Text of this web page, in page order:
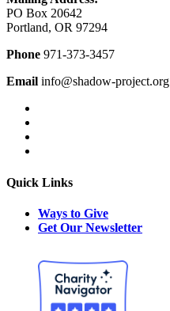
PO Box 20642
Portland, OR 97294
Phone 971-373-3457
Email info@shadow-project.org
Quick Links
Ways to Give
Get Our Newsletter